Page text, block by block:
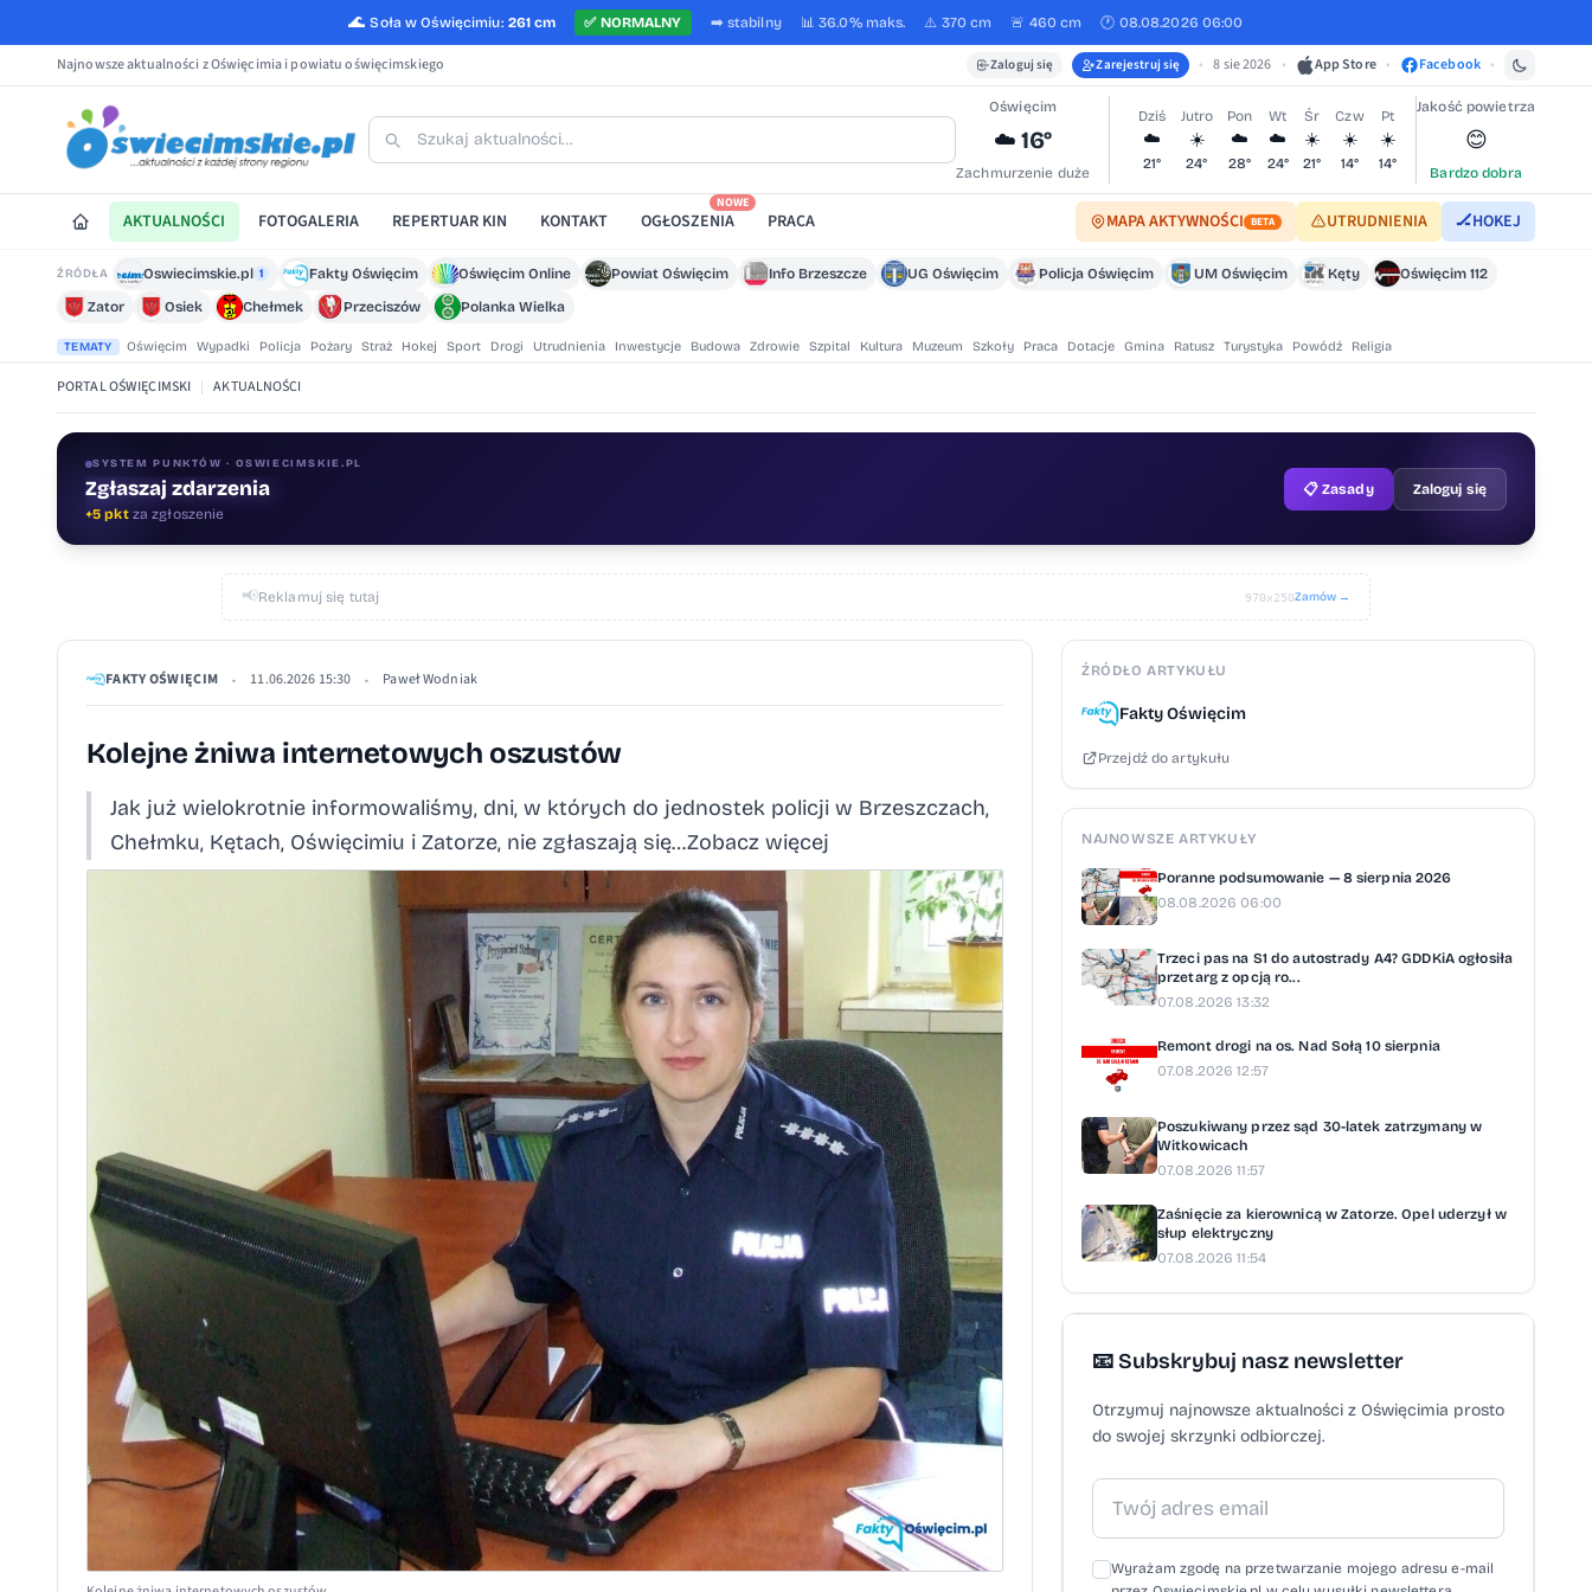
🌊 Soła w Oświęcimiu: 261 cm ✅ NORMALNY ➡️ stabilny 📊 36.0% maks. ⚠️ 370 cm 🚨 460 cm 🕐 08.08.2026 06:00
Najnowsze aktualności z Oświęcimia i powiatu oświęcimskiego Zaloguj się Zarejestruj się • 8 sie 2026 • App Store • Facebook •
Oświęcim
☁️ 16°
Zachmurzenie duże
Dziś
☁️
21°
Jutro
☀️
24°
Pon
☁️
28°
Wt
☁️
24°
Śr
☀️
21°
Czw
☀️
14°
Pt
☀️
14°
Jakość powietrza
😊
Bardzo dobra
AKTUALNOŚCI FOTOGALERIA REPERTUAR KIN KONTAKT OGŁOSZENIA
NOWE
PRACA MAPA AKTYWNOŚCI BETA UTRUDNIENIA 🏒HOKEJ
ŹRÓDŁA Oswiecimskie.pl 1 Fakty Oświęcim Oświęcim Online Powiat Oświęcim Info Brzeszcze UG Oświęcim Policja Oświęcim UM Oświęcim Kęty
Oświęcim 112
Zator
Osiek Chełmek Przeciszów Polanka Wielka
TEMATY Oświęcim Wypadki Policja Pożary Straż Hokej Sport Drogi Utrudnienia Inwestycje Budowa Zdrowie Szpital Kultura Muzeum Szkoły Praca Dotacje Gmina Ratusz Turystyka Powódź Religia
PORTAL OŚWIĘCIMSKI | AKTUALNOŚCI
SYSTEM PUNKTÓW · OSWIECIMSKIE.PL
Zgłaszaj zdarzenia
+5 pkt za zgłoszenie
Oceniaj treści
+1 pktza ocenę
📋 Zasady Zaloguj się
📢Reklamuj się tutaj 970×250Zamów →
FAKTY OŚWIĘCIM • 11.06.2026 15:30 • Paweł Wodniak
Kolejne żniwa internetowych oszustów
Jak już wielokrotnie informowaliśmy, dni, w których do jednostek policji w Brzeszczach,
Chełmku, Kętach, Oświęcimiu i Zatorze, nie zgłaszają się…Zobacz więcej
ŹRÓDŁO ARTYKUŁU
Fakty Oświęcim
Przejdź do artykułu
NAJNOWSZE ARTYKUŁY
Poranne podsumowanie — 8 sierpnia 2026
08.08.2026 06:00
Trzeci pas na S1 do autostrady A4? GDDKiA ogłosiła
przetarg z opcją ro...
07.08.2026 13:32
Remont drogi na os. Nad Sołą 10 sierpnia
07.08.2026 12:57
Poszukiwany przez sąd 30-latek zatrzymany w
Witkowicach
07.08.2026 11:57
Zaśnięcie za kierownicą w Zatorze. Opel uderzył w
słup elektryczny
07.08.2026 11:54
📧 Subskrybuj nasz newsletter
Otrzymuj najnowsze aktualności z Oświęcimia prosto
do swojej skrzynki odbiorczej.
Wyrażam zgodę na przetwarzanie mojego adresu e-mail